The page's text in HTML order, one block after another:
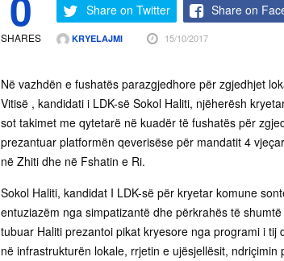
SHARES
Share on Twitter Share on
KRYELAJMI 15/10/2017
Në vazhdën e fushatës parazgjedhore për zgjedhjet
Vitisë , kandidati i LDK-së Sokol Haliti, njëherësh
sot takimet me qytetarë në kuadër të fushatës për
prezantuar platformën qeverisëse për mandatit 4
në Zhiti dhe në Fshatin e Ri.
Sokol Haliti, kandidat I LDK-së për kryetar komune
entuziazëm nga simpatizantë dhe përkrahës të
tubuar Haliti prezantoi pikat kryesore nga programi i tij
në infrastrukturën lokale, rrjetin e ujësjellësit,